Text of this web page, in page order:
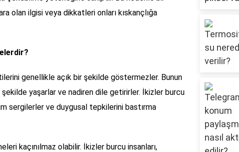
olan ilgisi veya dikkatleri onları kıskançlığa
genellikle açık bir şekilde göstermezler. Bunun
yaşarlar ve nadiren dile getirirler. İkizler burcu
sergilerler ve duygusal tepkilerini bastırma
kaçınılmaz olabilir. İkizler burcu insanları,